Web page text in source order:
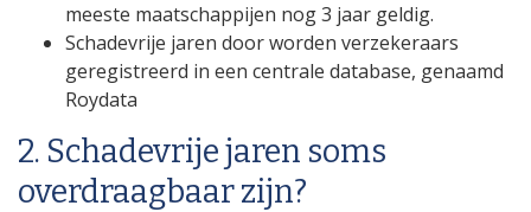
meeste maatschappijen nog 3 jaar geldig.
Schadevrije jaren door worden verzekeraars
geregistreerd in een centrale database, genaamd
Roydata
2. Schadevrije jaren soms
overdraagbaar zijn?